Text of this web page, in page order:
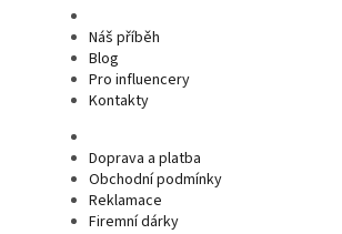
Náš příběh
Blog
Pro influencery
Kontakty
Doprava a platba
Obchodní podmínky
Reklamace
Firemní dárky